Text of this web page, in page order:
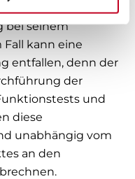
Kompo¬nenten
bei seinem
kann eine
entfallen, denn der
der
und
diese
unabhängig vom
an den